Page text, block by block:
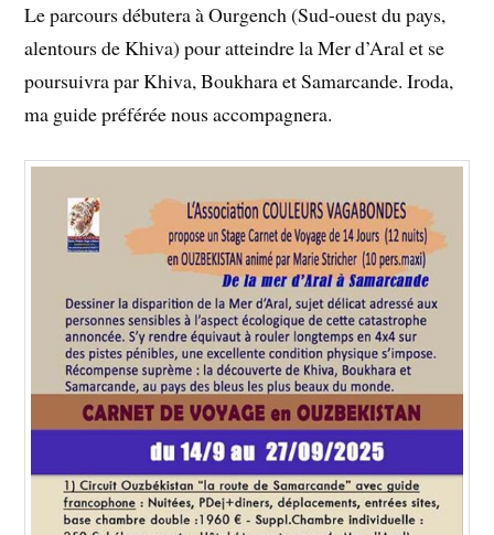
Le parcours débutera à Ourgench (Sud-ouest du pays,
alentours de Khiva) pour atteindre la Mer d’Aral et se
poursuivra par Khiva, Boukhara et Samarcande. Iroda,
ma guide préférée nous accompagnera.